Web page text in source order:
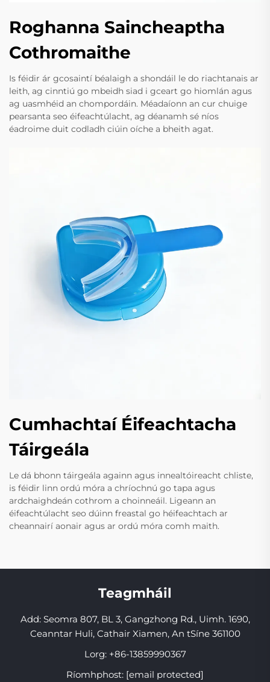
Roghanna Saincheaptha
Cothromaithe
Is féidir ár gcosaintí béalaigh a shondáil le do riachtanais ar
leith, ag cinntiú go mbeidh siad i gceart go hiomlán agus
ag uasmhéid an chompordáin. Méadaíonn an cur chuige
pearsanta seo éifeachtúlacht, ag déanamh sé níos
éadroime duit codladh ciúin oíche a bheith agat.
Cumhachtaí Éifeachtacha
Táirgeála
Le dá bhonn táirgeála againn agus innealtóireacht chliste,
is féidir linn ordú móra a chríochnú go tapa agus
ardchaighdeán cothrom a choinneáil. Ligeann an
éifeachtúlacht seo dúinn freastal go héifeachtach ar
cheannairí aonair agus ar ordú móra comh maith.
Teagmháil
Add: Seomra 807, BL 3, Gangzhong Rd., Uimh. 1690,
Ceanntar Huli, Cathair Xiamen, An tSíne 361100
Lorg: +86-13859990367
Ríomhphost: [email protected]